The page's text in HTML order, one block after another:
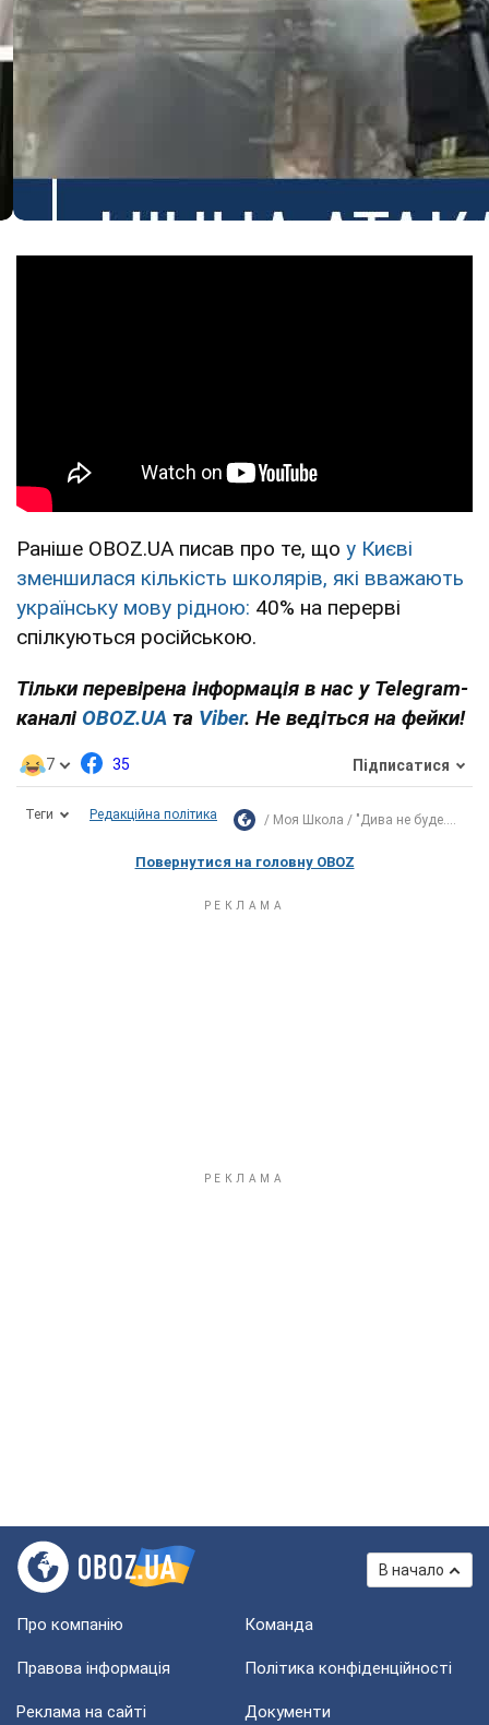
Раніше OBOZ.UA писав про те, що у Києві
зменшилася кількість школярів, які вважають
українську мову рідною: 40% на перерві
спілкуються російською.
Тільки перевірена інформація в нас у Telegram-
каналі OBOZ.UA та Viber. Не ведіться на фейки!
7 35 Підписатися
Теги Редакційна політика Моя Школа "Дива не буде....
Повернутися на головну OBOZ
В начало
Про компанію Команда
Правова інформація Політика конфіденційності
Реклама на сайті Документи